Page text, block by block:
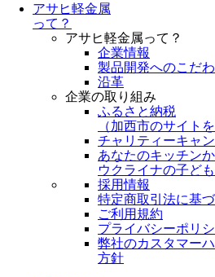
アサヒ軽金属
って？
アサヒ軽金属って？
企業情報
製品開発へのこだわ
沿革
企業の取り組み
ふるさと納税
（加西市のサイト
チャリティーキャ
あなたのキッチン
ウクライナの子ど
採用情報
特定商取引法に基
ご利用規約
プライバシーポリ
弊社のカスタマー
方針